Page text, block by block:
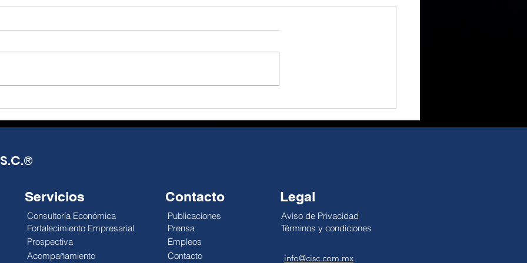
El T-MEC, más que un
Julio Alejandro Millán El T-MEC
década de incertidumbre
negociada, no de certeza
De la euforia a la
Julio Alejandro Millán El
económico es reducido. El
escape es temporal, pero la
®
Servicios
Consultoría Económica
Fortalecimiento Empresarial
Prospectiva
Acompañamiento
Contacto
Publicaciones
Prensa
Legal
Aviso de Privacidad
Términos y condiciones
Empleos
Contacto
info@cisc.com.mx